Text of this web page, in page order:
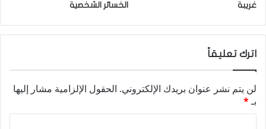
غريبة
الخسائر الشخصية
اترك تعليقاً
لن يتم نشر عنوان بريدك الإلكتروني. الحقول الإلزامية مشار إليها
بـ*